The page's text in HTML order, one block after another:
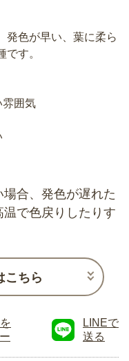
発色が早い、葉に柔ら
す。
雰囲気
合、発色が遅れた
で色戻りしたりす
こちら
LINEで
送る